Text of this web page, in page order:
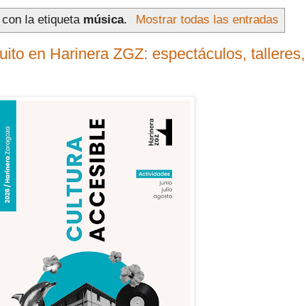
la etiqueta música. Mostrar todas las entradas
en Harinera ZGZ: espectáculos, talleres,